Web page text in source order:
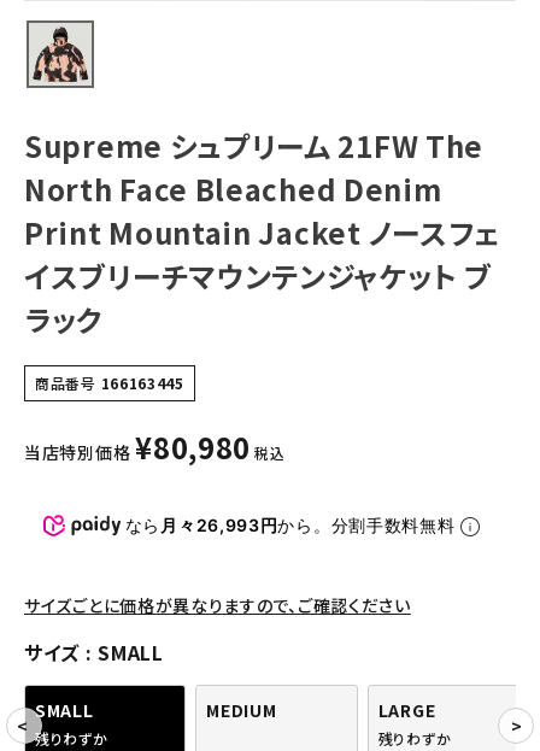
Tシャツ・ロングスリーブ
パーカー・トレーナー
キャップ・ハット
ニット帽・ビーニー
バックパック・リュック
その他バッグ類
スニーカー・ブーツ
アクセサリー
COLLABORATION BRAND
CONTENTS
ACCOUNT MENU
ようこそ ゲスト 様
Supreme シュプリーム 21FW The
North Face Bleached Denim
Print Mountain Jacket ノースフェ
イスブリーチマウンテンジャケット ブ
ラック
商品番号 166163445
当店特別価格 ¥80,980 税込
なら 月々26,993円から。分割手数料無料
サイズごとに価格が異なりますので、ご確認ください
サイズ SMALL
SMALL
残りわずか
MEDIUM LARGE
残りわずか